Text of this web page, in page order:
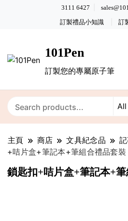
3111 6427
訂製禮品小知識 訂
101Pen
訂製您的專屬原子筆
主頁 商店 文具紀念品
+咭片盒+筆記本+筆組合禮品套裝
鎖匙扣+咭片盒+筆記本+